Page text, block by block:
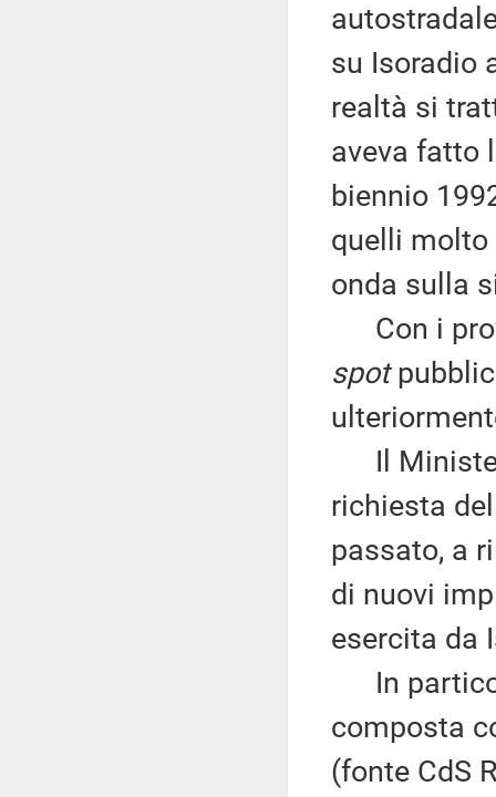
su Isoradio
realtà si
aveva fatto
biennio
quelli molto
onda sulla
Con i
spot
Il
richiesta
passato, a
di nuovi
esercita da
In
composta
(fonte CdS